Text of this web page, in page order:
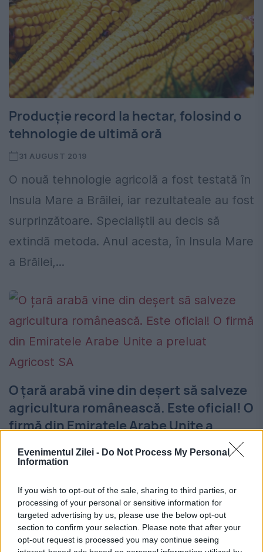
Evenimentul Zilei - Do Not Process My Personal
Information
If you wish to opt-out of the sale, sharing to third parties, or
processing of your personal or sensitive information for
targeted advertising by us, please use the below opt-out
section to confirm your selection. Please note that after your
opt-out request is processed you may continue seeing
Producție record la hectar, folosind o
tehnologie de ultimă oră
31 AUGUST 2019
O nouă tehnologie agricolă a fost testată în
Insula Mare a Brăilei, iar rezultateale au fost
surprinzătoare. Specialiștii au decis să
extindă metoda. Anul acesta, în Insula Mare
a Brăilei,...
O țară arabă vine din deșert să salveze
agricultura românească. Este oficial! O
firmă din Emiratele Arabe Unite a
3 IULIE 2018
Consiliul Concurenţei a autorizat tranzacţia
prin care Al Dahra Agriculture din Emiratele
Arabe Unite a preluat compania Agricost